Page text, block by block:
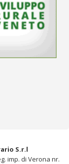
S.r.l
imp. di Verona nr.